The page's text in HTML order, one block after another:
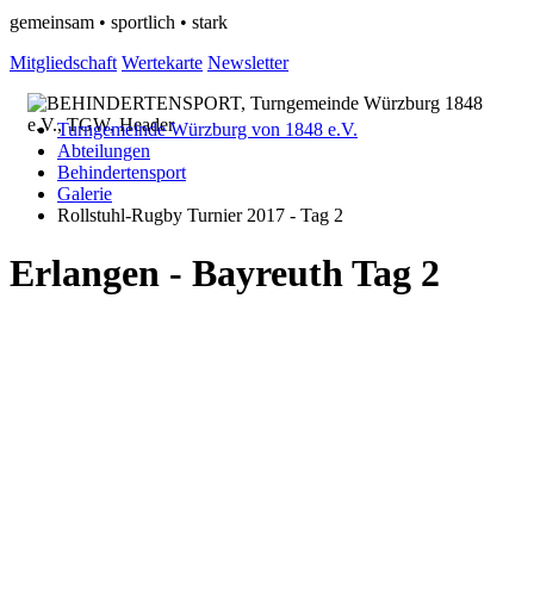
gemeinsam • sportlich • stark
Mitgliedschaft Wertekarte Newsletter
Turngemeinde Würzburg von 1848 e.V.
Abteilungen
Behindertensport
Galerie
Rollstuhl-Rugby Turnier 2017 - Tag 2
Erlangen - Bayreuth Tag 2